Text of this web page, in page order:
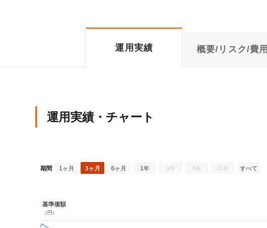
運用実績 概要/リスク/費用
運用実績・チャート
期間 1ヶ月 3ヶ月 6ヶ月 1年 3年 5年 10年 すべて
基準価額
（円）